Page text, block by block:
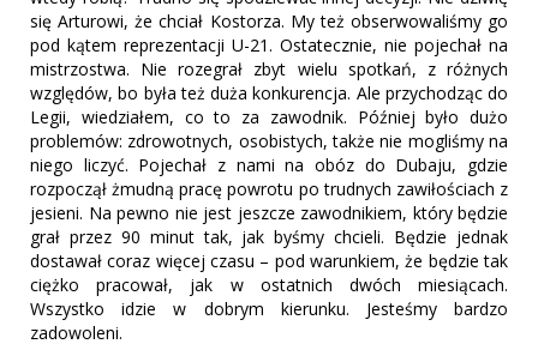
się Arturowi, że chciał Kostorza. My też obserwowaliśmy go
pod kątem reprezentacji U-21. Ostatecznie, nie pojechał na
mistrzostwa. Nie rozegrał zbyt wielu spotkań, z różnych
względów, bo była też duża konkurencja. Ale przychodząc do
Legii, wiedziałem, co to za zawodnik. Później było dużo
problemów: zdrowotnych, osobistych, także nie mogliśmy na
niego liczyć. Pojechał z nami na obóz do Dubaju, gdzie
rozpoczął żmudną pracę powrotu po trudnych zawiłościach z
jesieni. Na pewno nie jest jeszcze zawodnikiem, który będzie
grał przez 90 minut tak, jak byśmy chcieli. Będzie jednak
dostawał coraz więcej czasu – pod warunkiem, że będzie tak
ciężko pracował, jak w ostatnich dwóch miesiącach.
Wszystko idzie w dobrym kierunku. Jesteśmy bardzo
zadowoleni.